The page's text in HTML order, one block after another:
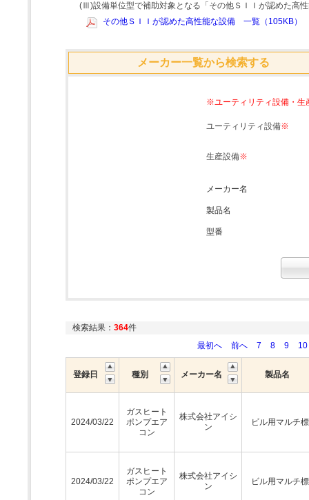
(Ⅲ)設備単位型で補助対象となる「その他ＳＩＩが認めた高
その他ＳＩＩが認めた高性能な設備 一覧（105KB）
メーカー一覧から検索する
※ユーティリティ設備・生
ユーティリティ設備※
生産設備※
メーカー名
製品名
型番
検索結果： 364件
最初へ
前へ 7 8 9 10
登録日 種別 メーカー名 製品名
2024/03/22
ガスヒート
ポンプエア
コン
株式会社アイシ
ン
ビル用マルチ
2024/03/22
ガスヒート
ポンプエア
コン
株式会社アイシ
ン
ビル用マルチ